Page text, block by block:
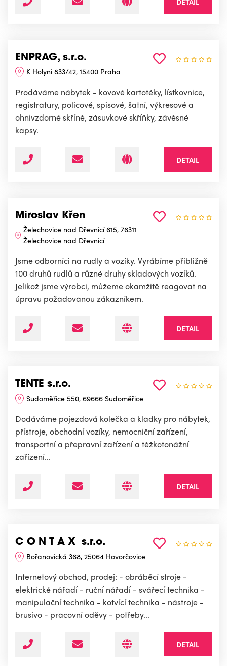
ENPRAG, s.r.o.
K Holyni 833/42, 15400 Praha
Prodáváme nábytek - kovové kartotéky, lístkovnice,
registratury, policové, spisové, šatní, výkresové a
ohnivzdorné skříně, zásuvkové skříňky, závěsné
kapsy.
DETAIL
Miroslav Křen
Želechovice nad Dřevnicí 615, 76311
Želechovice nad Dřevnicí
Jsme odborníci na rudly a vozíky. Vyrábíme přibližně
100 druhů rudlů a různé druhy skladových vozíků.
Jelikož jsme výrobci, můžeme okamžitě reagovat na
úpravu požadovanou zákazníkem.
DETAIL
TENTE s.r.o.
Sudoměřice 550, 69666 Sudoměřice
Dodáváme pojezdová kolečka a kladky pro nábytek,
přístroje, obchodní vozíky, nemocniční zařízení,
transportní a přepravní zařízení a těžkotonážní
zařízení...
DETAIL
C O N T A X s.r.o.
Bořanovická 368, 25064 Hovorčovice
Internetový obchod, prodej: - obráběcí stroje -
elektrické nářadí - ruční nářadí - svářecí technika -
manipulační technika - kotvící technika - nástroje -
brusivo - pracovní oděvy - potřeby...
DETAIL